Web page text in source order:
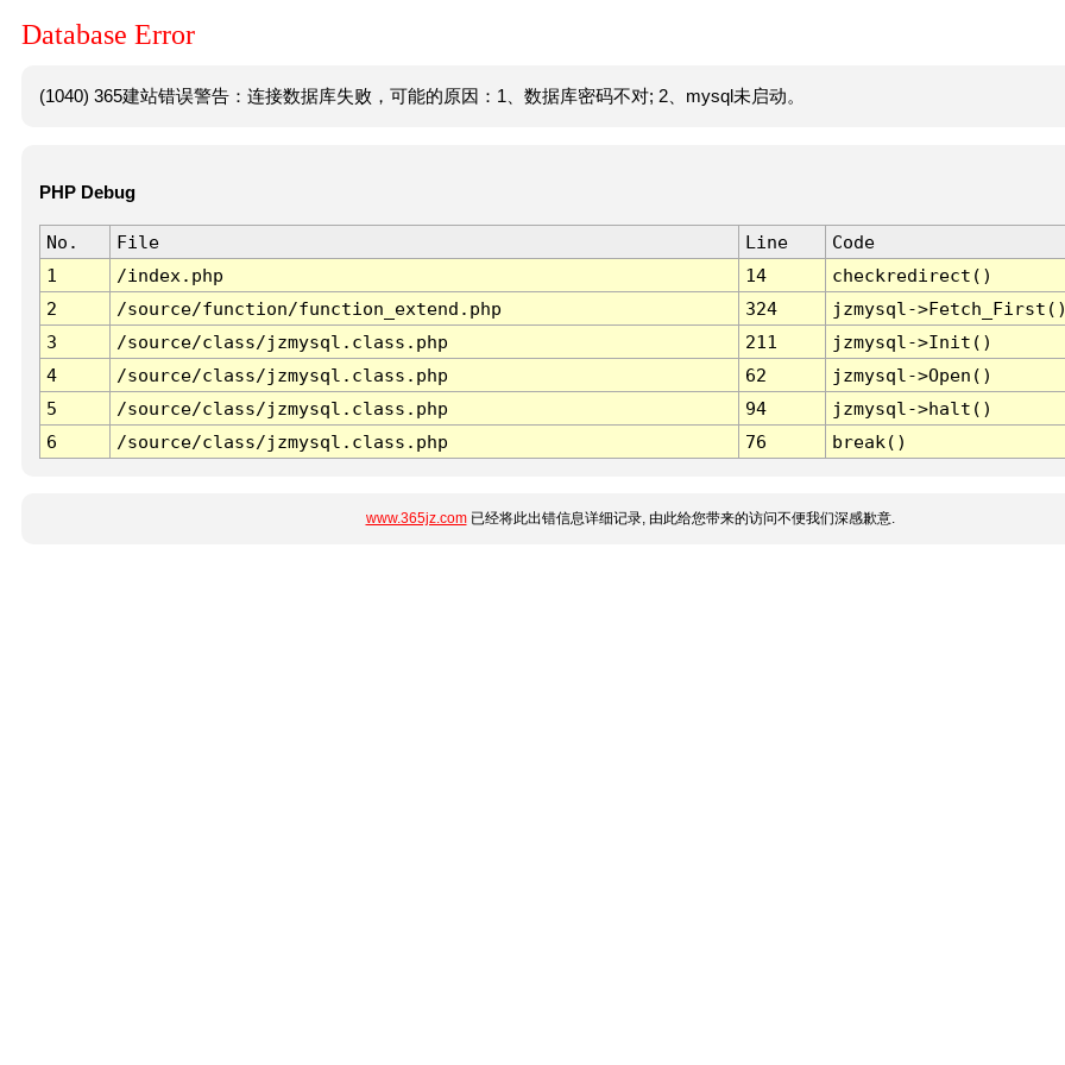
Database Error
(1040) 365建站错误警告：连接数据库失败，可能的原因：1、数据库密码不对; 2、mysql未启动。
PHP Debug
No. File Line
Code
1
/index.php 14
checkredirect()
2
/source/function/function_extend.php 324
jzmysql-
3
/source/class/jzmysql.class.php 211
jzmysql->Init()
4
/source/class/jzmysql.class.php 62
jzmysql->Open()
5
/source/class/jzmysql.class.php 94
jzmysql->halt()
6
/source/class/jzmysql.class.php 76 break()
www.365jz.com已经将此出错信息详细记录, 由此给您带来的访问不便我们深感歉意.